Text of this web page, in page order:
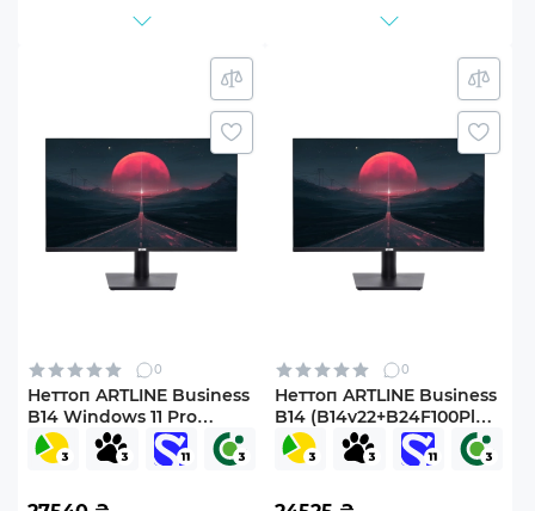
0
Неттоп ARTLINE Business
B14 Windows 11 Pro
(B14v21Win+B24F100Plus-
IPS)
0
Неттоп ARTLINE Business
B14 (B14v22+B24F100Plus-
IPS)